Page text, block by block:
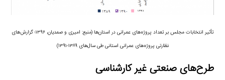
تأثیر انتخابات مجلس بر تعداد پروژه‌های عمرانی در استان‌ها (منبع: امیری و صمدیان، ۱۳۹۶؛ گزارش‌های
نظارتی پروژه‌های عمرانی استانی طی سال‌های ۱۳۸۹-۱۳۹۱)
طرح‌های صنعتی غیر کارشناسی